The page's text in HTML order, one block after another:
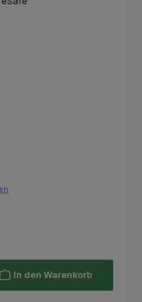
In den Warenkorb